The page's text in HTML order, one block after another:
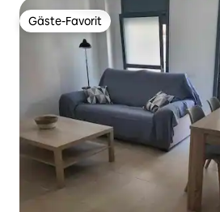
Gäste-Favorit
Gäste-Favorit